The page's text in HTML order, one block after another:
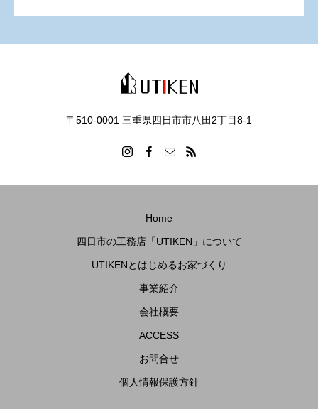
〒510-0001 三重県四日市市八田2丁目8‐1
Home
四日市の工務店「UTIKEN」について
UTIKENとはじめるお家づくり
事業紹介
会社概要
ACCESS
お問合せ
個人情報保護方針